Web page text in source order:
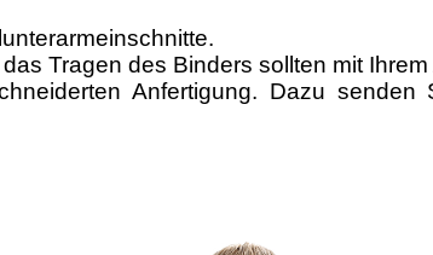
Tragen des Binders sollten mit
Anfertigung. Dazu